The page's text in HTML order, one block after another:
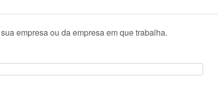
empresa ou da empresa em que trabalha.